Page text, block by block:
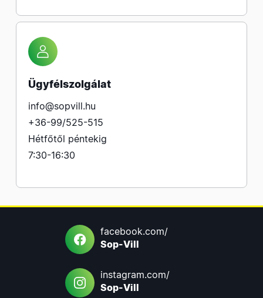
Ügyfélszolgálat
info@sopvill.hu
+36-99/525-515
Hétfőtől péntekig
7:30-16:30
facebook.com/
Sop-Vill
instagram.com/
Sop-Vill